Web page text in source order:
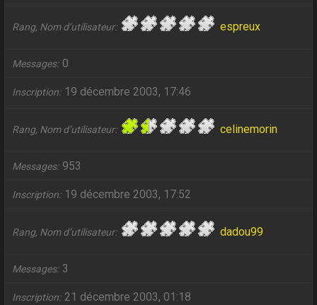
Rang, Nom d’utilisateur espreux
Messages 0
Inscription 19 décembre 2003, 17:46
Rang, Nom d’utilisateur celinemorin
Messages 953
Inscription 19 décembre 2003, 17:52
Rang, Nom d’utilisateur dadou99
Messages 3
Inscription 21 décembre 2003, 01:18